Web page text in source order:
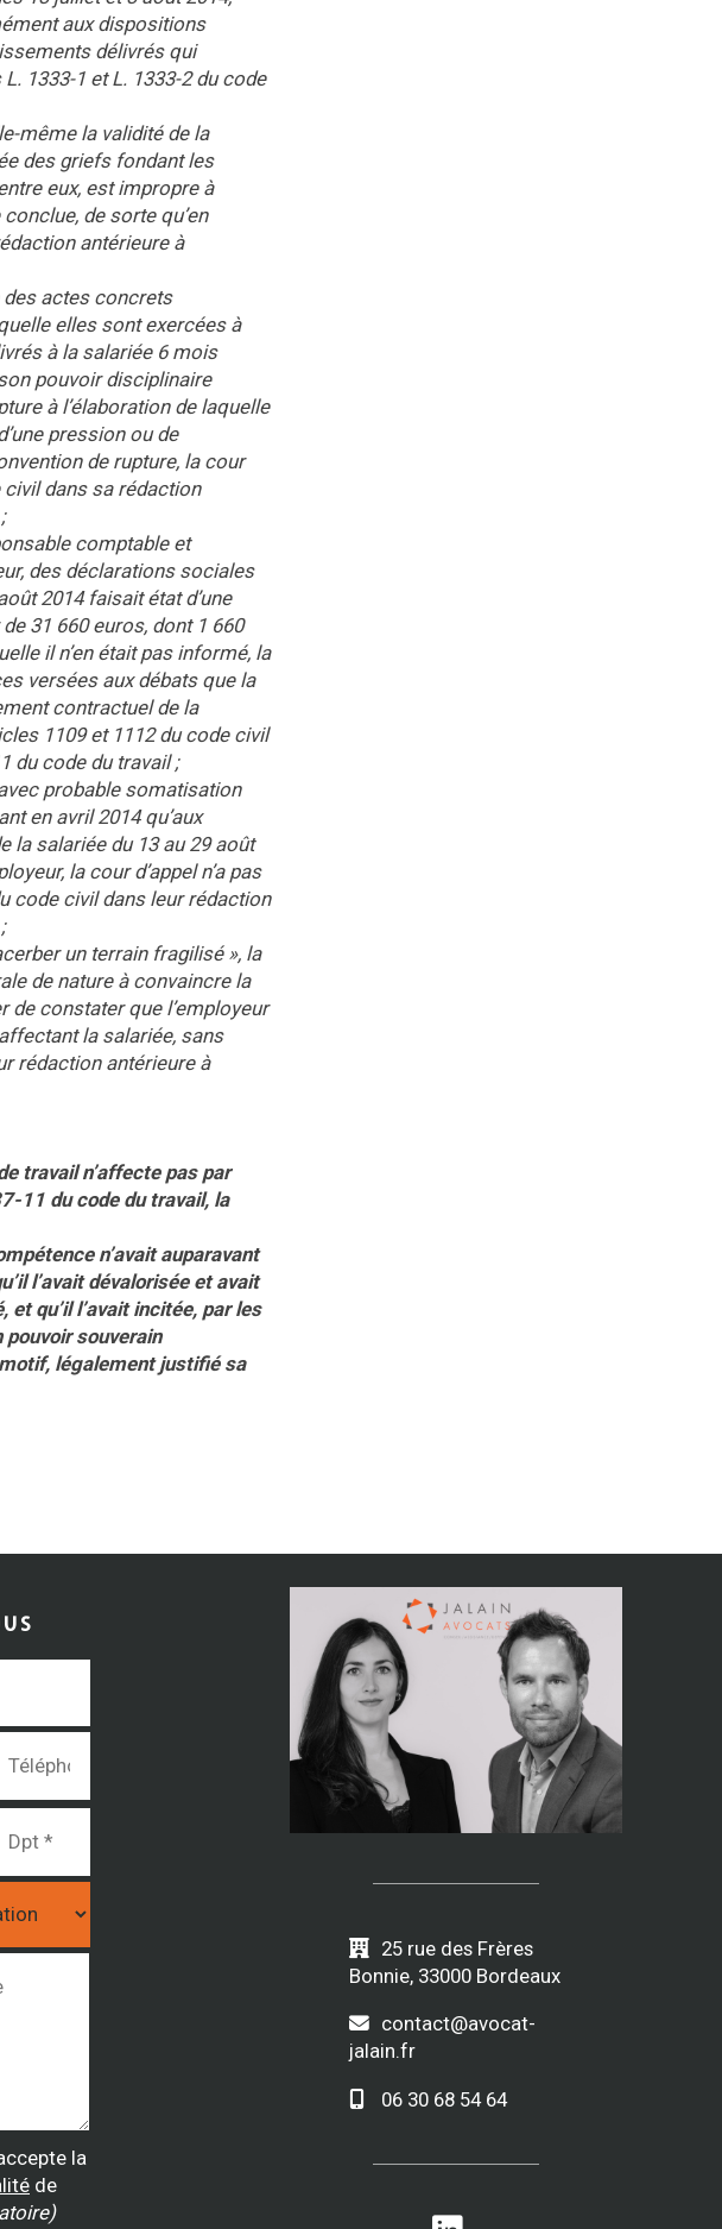
aux dispositions
délivrés qui
1333-1 et L. 1333-2 du code
même la validité de la
des griefs fondant les
eux, est impropre à
de sorte qu’en
antérieure à
actes concrets
elles sont exercées à
à la salariée 6 mois
pouvoir disciplinaire
à l’élaboration de laquelle
pression ou de
de rupture, la cour
civil dans sa rédaction
comptable et
des déclarations sociales
2014 faisait état d’une
31 660 euros, dont 1 660
il n’en était pas informé, la
versées aux débats que la
contractuel de la
1109 et 1112 du code civil
du code du travail ;
probable somatisation
en avril 2014 qu’aux
la salariée du 13 au 29 août
la cour d’appel n’a pas
code civil dans leur rédaction
un terrain fragilisé », la
de nature à convaincre la
de constater que l’employeur
la salariée, sans
rédaction antérieure à
travail n’affecte pas par
11 du code du travail, la
n’avait auparavant
l’avait dévalorisée et avait
qu’il l’avait incitée, par les
souverain
légalement justifié sa
la
de
25 rue des Frères
Bonnie, 33000 Bordeaux
contact@avocat-
jalain.fr
06 30 68 54 64